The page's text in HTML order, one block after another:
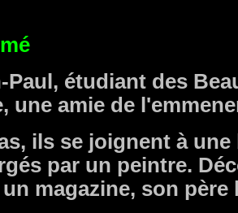
Paul, étudiant des
une amie de
ils se joignent à
par un peintre.
magazine, son